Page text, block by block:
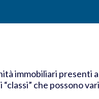
immobiliari presenti
che possono